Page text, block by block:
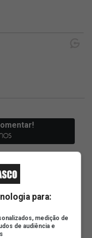
para:
medição de
de audiência e